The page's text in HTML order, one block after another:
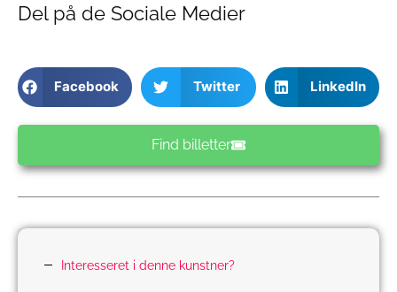
Del på de Sociale Medier
Facebook Twitter LinkedIn
Find billetter
Interesseret i denne kunstner?